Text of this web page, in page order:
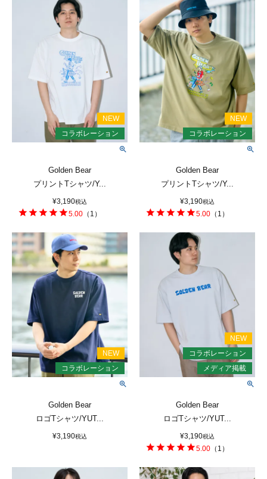
Golden Bear
プリントTシャツ/Y...
¥3,190税込
5.00 （ 1 ）
Golden Bear
プリントTシャツ/Y...
¥3,190税込
5.00 （ 1 ）
Golden Bear
ロゴTシャツ/YUT...
¥3,190税込
Golden Bear
ロゴTシャツ/YUT...
¥3,190税込
5.00 （ 1 ）